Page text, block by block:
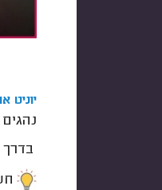
יוניט
בדרך כלל היוניט